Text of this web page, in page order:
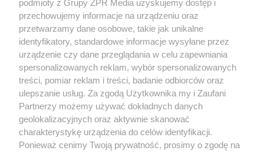
rozpowszechniany lub dalej rozpowszechniany w jakikolwiek sposób (w
tym także elektroniczny lub mechaniczny) na jakimkolwiek polu
eksploatacji w jakiejkolwiek formie, włącznie z umieszczaniem w Internecie
bez pisemnej zgody właściciela praw. Jakiekolwiek użycie lub
wykorzystanie utworów w całości lub w części z naruszeniem prawa, tzn.
bez właściwej zgody, jest zabronione pod groźbą kary i może być ścigane
prawnie.
O nas
podmioty z Grupy ZPR Media uzyskujemy dostęp i
przechowujemy informacje na urządzeniu oraz
przetwarzamy dane osobowe, takie jak unikalne
identyfikatory, standardowe informacje wysyłane przez
urządzenie czy dane przeglądania w celu zapewniania
spersonalizowanych reklam, wybór spersonalizowanych
treści, pomiar reklam i treści, badanie odbiorców oraz
ulepszanie usług. Za zgodą Użytkownika my i Zaufani
Partnerzy możemy używać dokładnych danych
geolokalizacyjnych oraz aktywnie skanować
charakterystykę urządzenia do celów identyfikacji.
Ponieważ cenimy Twoją prywatność, prosimy o zgodę na